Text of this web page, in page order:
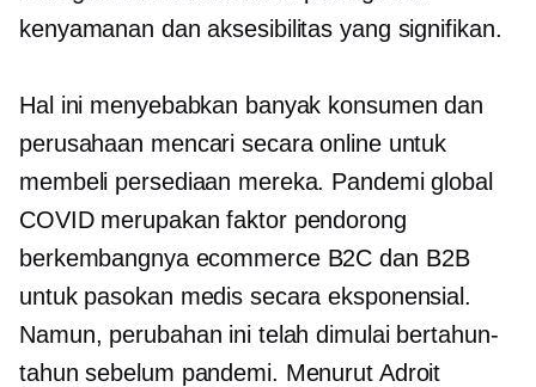
kenyamanan dan aksesibilitas yang signifikan.
Hal ini menyebabkan banyak konsumen dan
perusahaan mencari secara online untuk
membeli persediaan mereka. Pandemi global
COVID merupakan faktor pendorong
berkembangnya ecommerce B2C dan B2B
untuk pasokan medis secara eksponensial.
Namun, perubahan ini telah dimulai bertahun-
tahun sebelum pandemi. Menurut Adroit